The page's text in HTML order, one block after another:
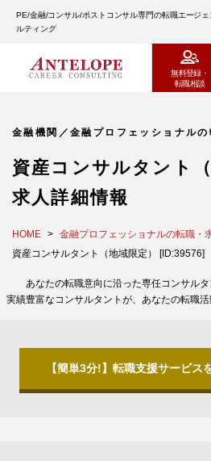
PE/金融/コンサル/ポストコンサル専門の転職エージ
ルティング
無料登録・
転職相談
金融機関／金融プロフェッショナルの
資産コンサルタント
求人詳細情報
HOME 金融プロフェッショナルの転職・
資産コンサルタント（地域限定） [ID:39576]
あなたの転職意向に沿った専任コンサルタ
実績豊富なコンサルタントが、あなたの転職
【簡単3分!】転職支援サービス